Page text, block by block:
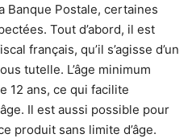
Banque Postale, certaines
Tout d’abord, il est
français, qu’il s’agisse d’un
tutelle. L’âge minimum
12 ans, ce qui facilite
Il est aussi possible pour
produit sans limite d’âge.